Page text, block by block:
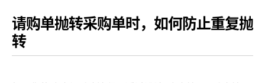
请购单抛转采购单时，如何防止重复抛
转